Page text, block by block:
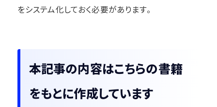
をシステム化しておく必要があります。
本記事の内容はこちらの書籍
をもとに作成しています